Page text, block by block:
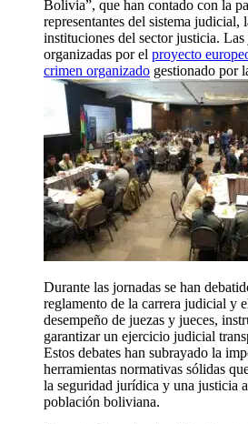
Bolivia”, que han contado con la
representantes del sistema judicial,
instituciones del sector justicia.
organizadas por el proyecto
crimen organizado gestionado por
Durante las jornadas se han
reglamento de la carrera judicial y
desempeño de juezas y jueces,
garantizar un ejercicio judicial
Estos debates han subrayado la
herramientas normativas sólidas
la seguridad jurídica y una justicia
población boliviana.